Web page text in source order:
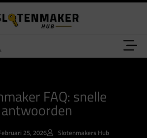
FAQ: snelle
antwoorden
25, 2026 Slotenmakers Hub